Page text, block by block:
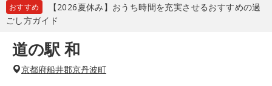
おすすめ
【2026夏休み】おうち時間を充実させるおすすめの過
ごし方ガイド
道の駅 和
京都府船井郡京丹波町